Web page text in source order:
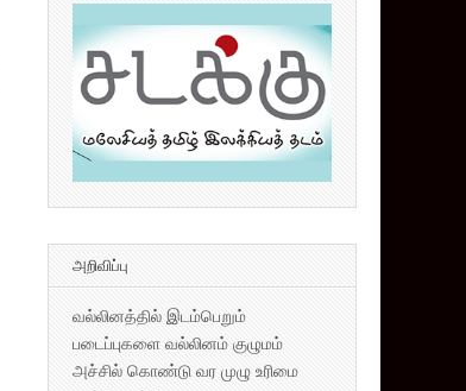
அறிவிப்பு
வல்லினத்தில் இடம்பெறும்
படைப்புகளை வல்லினம் குழுமம்
அச்சில் கொண்டு வர முழு உரிமை